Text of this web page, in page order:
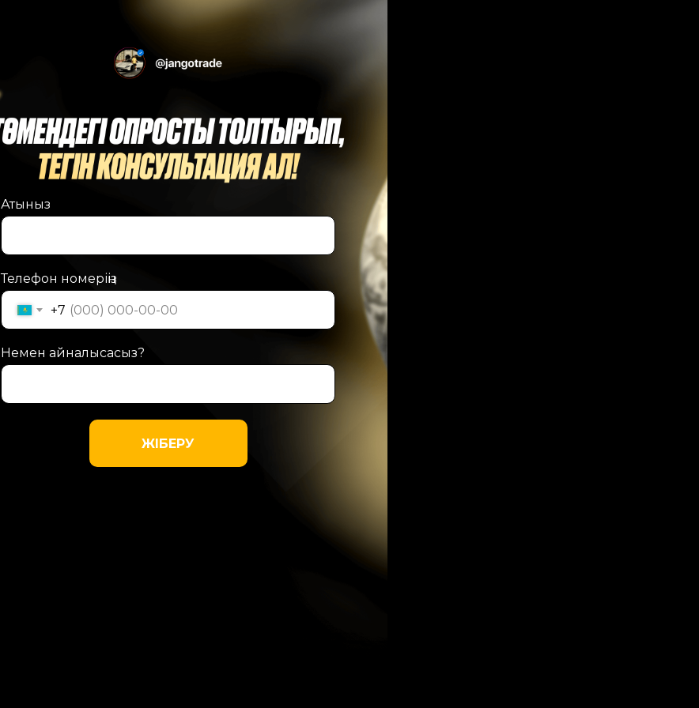
Атыныз
Телефон номеріңіз
+7
Немен айналысасыз?
ЖІБЕРУ